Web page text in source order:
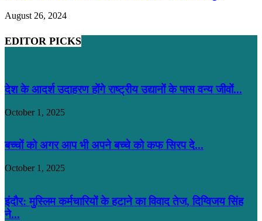
August 26, 2024
EDITOR PICKS
देश के आदर्श उदाहरण होंगे राष्ट्रीय उद्यानों के पास वन्य जीवों...
October 1, 2025
बच्चों को अगर आप भी अपने बच्चे को कफ सिरप दे...
October 1, 2025
इंदौर: मुस्लिम कर्मचारियों के हटाने का विवाद तेज, दिग्विजय सिंह
ने...